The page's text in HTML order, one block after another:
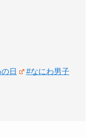
日
#なにわ男子